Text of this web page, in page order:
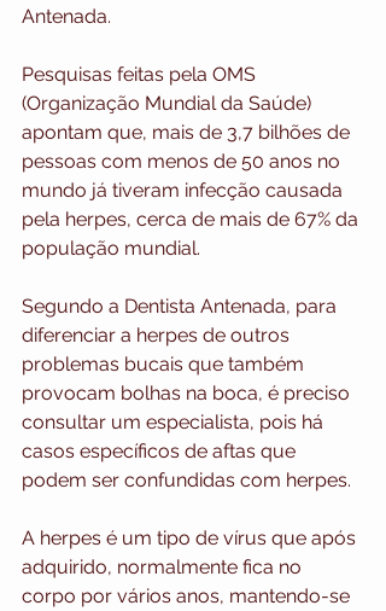
Antenada.
Pesquisas feitas pela OMS
(Organização Mundial da Saúde)
apontam que, mais de 3,7 bilhões de
pessoas com menos de 50 anos no
mundo já tiveram infecção causada
pela herpes, cerca de mais de 67% da
população mundial.
Segundo a Dentista Antenada, para
diferenciar a herpes de outros
problemas bucais que também
provocam bolhas na boca, é preciso
consultar um especialista, pois há
casos específicos de aftas que
podem ser confundidas com herpes.
A herpes é um tipo de vírus que após
adquirido, normalmente fica no
corpo por vários anos, mantendo-se